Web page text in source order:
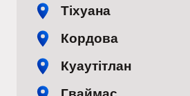
Тіхуана
Кордова
Куаутітлан